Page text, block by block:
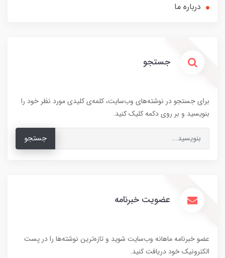
درباره ما
جستجو
برای جستجو در نوشته‌های وب‌سایت، کلمه‌ی کلیدی مورد نظر خود را
بنویسید و بر روی دکمه کلیک کنید.
جستجو
عضویت خبرنامه
عضو خبرنامه ماهانه وب‌سایت شوید و تازه‌ترین نوشته‌ها را در پست
الکترونیک خود دریافت کنید.